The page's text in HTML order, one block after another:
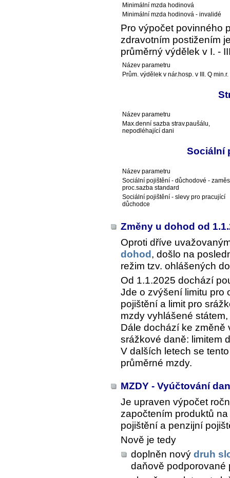
Minimální mzda hodinová
Minimální mzda hodinová - invalidé
Pro výpočet povinného
zdravotním postižením
průměrný výdělek v I. -
Název parametru
Prům. výdělek v nár.hosp. v III. Q min.r.
Název parametru
Max.denní sazba strav.paušálu,
nepodléhající dani
Sociální
Název parametru
Sociální pojištění - důchodové -
proc.sazba standard
Sociální pojištění - slevy pro pracující
důchodce
Změny u dohod od
Oproti dříve
dohod , došlo na
režim tzv. ohlášených
Od 1.1.2025 dochází
Jde o zvýšení limitu pro
pojištění a limit pro
mzdy vyhlášené
Dále dochází ke změně
srážkové daně: limitem
V dalších letech se
průměrné mzdy.
MZDY - Vyúčtování
Je upraven výpočet
započtením produktů
pojištění a penzijní
Nově je tedy
doplněn nový druh
daňově podporované